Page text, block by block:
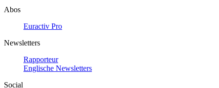
Abos
Euractiv Pro
Newsletters
Rapporteur
Englische Newsletters
Social